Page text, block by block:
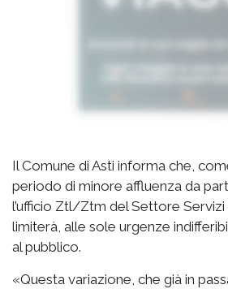
Il Comune di Asti informa che,
periodo di minore affluenza da
l’ufficio Ztl/Ztm del Settore
limiterà, alle sole urgenze
al pubblico.
«Questa variazione, che già in